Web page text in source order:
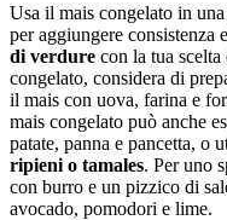
Usa il mais congelato in una
per aggiungere consistenza
di verdure con la tua
congelato, considera di
il mais con uova, farina e
mais congelato può anche
patate, panna e pancetta, o
ripieni o tamales. Per uno
con burro e un pizzico di
avocado, pomodori e lime.